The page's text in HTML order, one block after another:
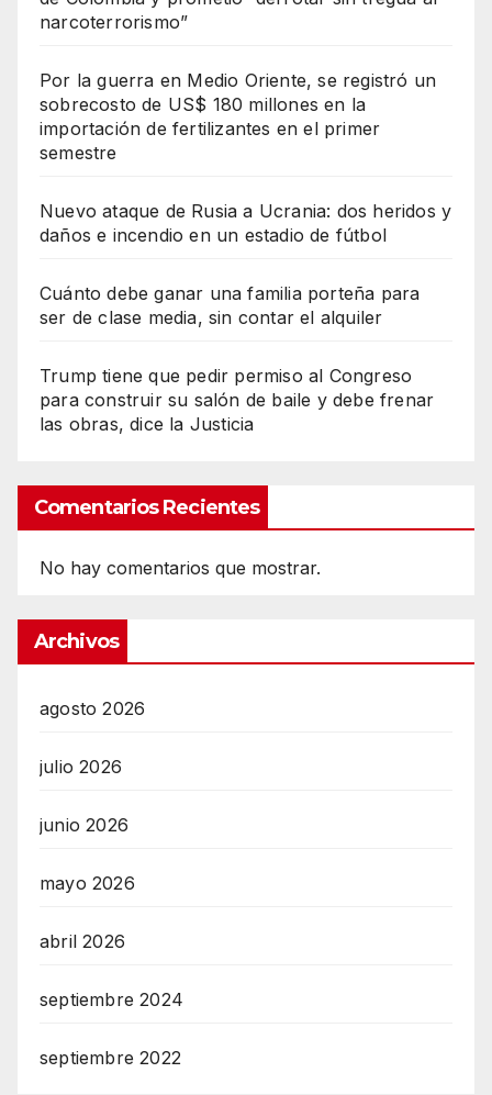
narcoterrorismo”
Por la guerra en Medio Oriente, se registró un
sobrecosto de US$ 180 millones en la
importación de fertilizantes en el primer
semestre
Nuevo ataque de Rusia a Ucrania: dos heridos y
daños e incendio en un estadio de fútbol
Cuánto debe ganar una familia porteña para
ser de clase media, sin contar el alquiler
Trump tiene que pedir permiso al Congreso
para construir su salón de baile y debe frenar
las obras, dice la Justicia
Comentarios Recientes
No hay comentarios que mostrar.
Archivos
agosto 2026
julio 2026
junio 2026
mayo 2026
abril 2026
septiembre 2024
septiembre 2022